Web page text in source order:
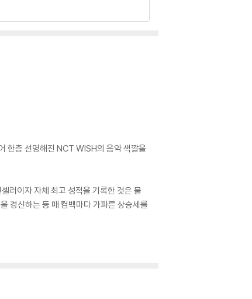
층 선명해진 NCT WISH의 음악 색깔을
러이자 자체 최고 성적을 기록한 것은 물
경신하는 등 매 컴백마다 가파른 상승세를